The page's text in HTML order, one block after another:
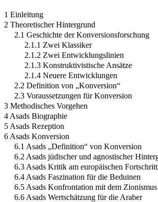
1 Einleitung
2 Theoretischer Hintergrund
2.1 Geschichte der Konversionsforschung
2.1.1 Zwei Klassiker
2.1.2 Zwei Entwicklungslinien
2.1.3 Konstruktivistische Ansätze
2.1.4 Neuere Entwicklungen
2.2 Definition von „Konversion“
2.3 Voraussetzungen für Konversion
3 Methodisches Vorgehen
4 Asads Biographie
5 Asads Rezeption
6 Asads Konversion
6.1 Asads „Definition“ von Konversion
6.2 Asads jüdischer und agnostischer
6.3 Asads Kritik am europäischen
6.4 Asads Faszination für die Beduinen
6.5 Asads Konfrontation mit dem Zionismus
6.6 Asads Wertschätzung für die Araber